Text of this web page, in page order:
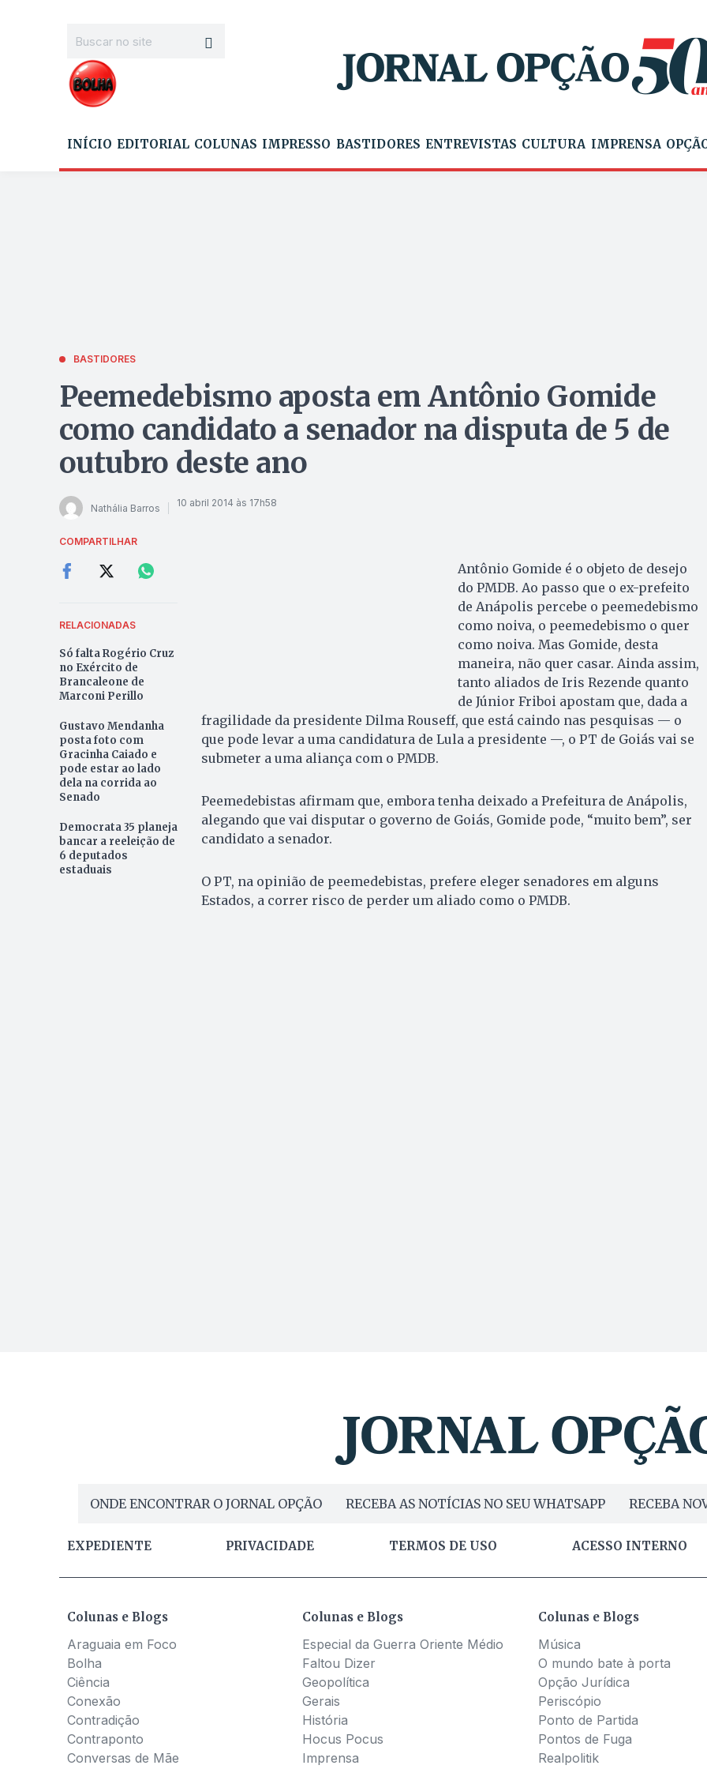
INÍCIO EDITORIAL COLUNAS IMPRESSO BASTIDORES ENTREVISTAS CULTURA IMPRENSA
BASTIDORES
Peemedebismo aposta em Antônio Gomide
como candidato a senador na disputa de 5 de
outubro deste ano
Nathália Barros 10 abril 2014 às 17h58
COMPARTILHAR
RELACIONADAS
Só falta Rogério Cruz
no Exército de
Brancaleone de
Marconi Perillo
Gustavo Mendanha
posta foto com
Gracinha Caiado e
pode estar ao lado
dela na corrida ao
Senado
Democrata 35 planeja
bancar a reeleição de
6 deputados
estaduais
Antônio Gomide é o objeto de desejo
do PMDB. Ao passo que o ex-prefeito
de Anápolis percebe o peemedebismo
como noiva, o peemedebismo o quer
como noiva. Mas Gomide, desta
maneira, não quer casar. Ainda assim,
tanto aliados de Iris Rezende quanto
de Júnior Friboi apostam que, dada a
fragilidade da presidente Dilma Rouseff, que está caindo nas pesquisas — o
que pode levar a uma candidatura de Lula a presidente —, o PT de Goiás vai se
submeter a uma aliança com o PMDB.
Peemedebistas afirmam que, embora tenha deixado a Prefeitura de Anápolis,
alegando que vai disputar o governo de Goiás, Go­mide pode, “muito bem”, ser
candidato a senador.
O PT, na opinião de peemedebistas, prefere eleger senadores em alguns
Estados, a correr risco de perder um aliado como o PMDB.
ONDE ENCONTRAR O JORNAL OPÇÃO RECEBA AS NOTÍCIAS NO SEU WHATSAPP RECEBA
EXPEDIENTE PRIVACIDADE TERMOS DE USO ACESSO INTERNO
Colunas e Blogs
Araguaia em Foco
Bolha
Ciência
Conexão
Contradição
Contraponto
Conversas de Mãe
Colunas e Blogs
Especial da Guerra Oriente Médio
Faltou Dizer
Geopolítica
Gerais
História
Hocus Pocus
Imprensa
Colunas e Blogs
Música
O mundo bate à porta
Opção Jurídica
Periscópio
Ponto de Partida
Pontos de Fuga
Realpolitik